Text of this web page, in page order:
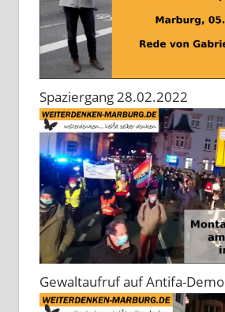
Spaziergang 28.02.2022
Gewaltaufruf auf Antifa-Demo